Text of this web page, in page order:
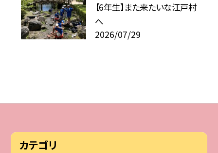
【6年生】また来たいな江戸村
へ
2026/07/29
カテゴリ